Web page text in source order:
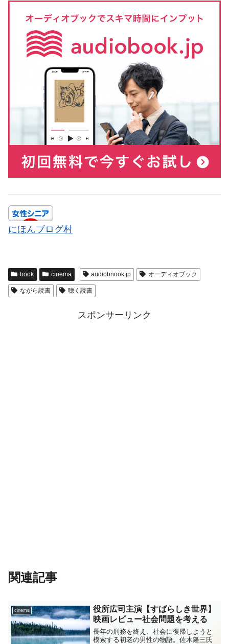
にほんブログ村
book cinema audiobnook.jp オーディオブック
ながら読書 聴く読書
スポンサーリンク
関連記事
cinema
役所広司主演【すばらしき世界】
映画レビュー社会問題を考える
長年の刑務を終え、社会に復帰しようと
模索する初老の男性の物語。佐木隆三氏